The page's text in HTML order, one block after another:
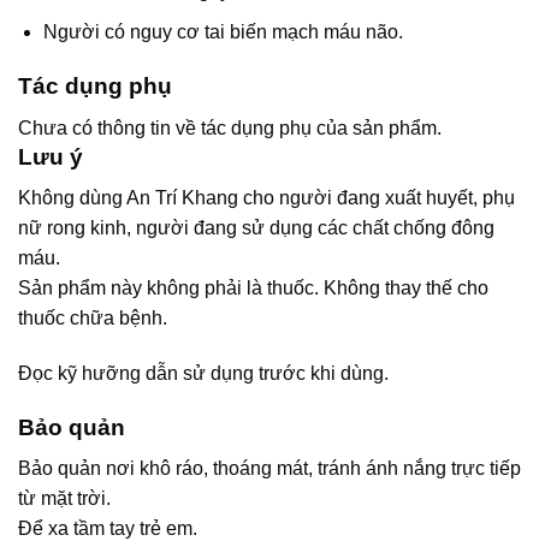
Người có nguy cơ tai biến mạch máu não.
Tác dụng phụ
Chưa có thông tin về tác dụng phụ của sản phẩm.
Lưu ý
Không dùng An Trí Khang cho người đang xuất huyết, phụ
nữ rong kinh, người đang sử dụng các chất chống đông
máu.
Sản phẩm này không phải là thuốc. Không thay thế cho
thuốc chữa bệnh.
Đọc kỹ hưỡng dẫn sử dụng trước khi dùng.
Bảo quản
Bảo quản nơi khô ráo, thoáng mát, tránh ánh nắng trực tiếp
từ mặt trời.
Để xa tầm tay trẻ em.